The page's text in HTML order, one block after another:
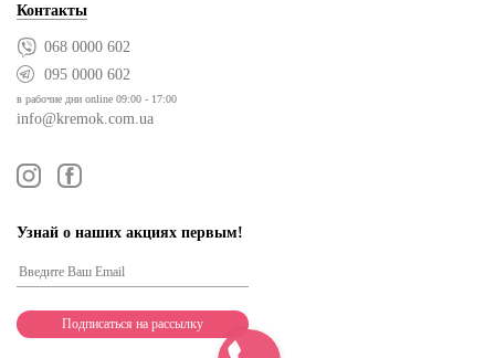
Контакты
068 0000 602
095 0000 602
в рабочие дни online 09:00 - 17:00
info@kremok.com.ua
Узнай о наших акциях первым!